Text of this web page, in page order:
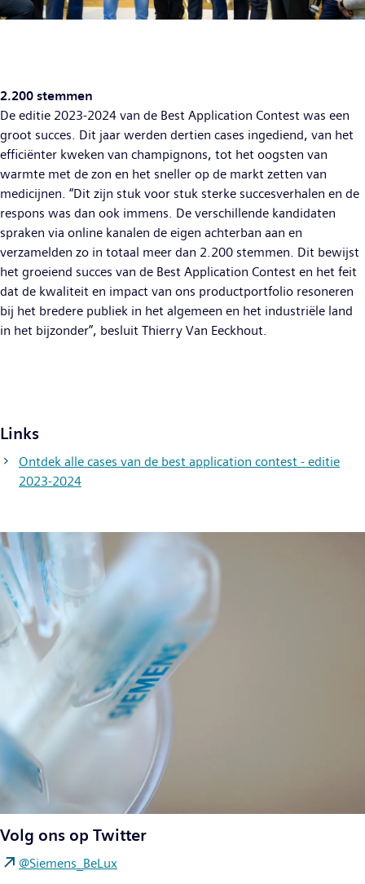
2.200 stemmen
De editie 2023-2024 van de Best Application Contest was een
groot succes. Dit jaar werden dertien cases ingediend, van het
efficiënter kweken van champignons, tot het oogsten van
warmte met de zon en het sneller op de markt zetten van
medicijnen. “Dit zijn stuk voor stuk sterke succesverhalen en de
respons was dan ook immens. De verschillende kandidaten
spraken via online kanalen de eigen achterban aan en
verzamelden zo in totaal meer dan 2.200 stemmen. Dit bewijst
het groeiend succes van de Best Application Contest en het feit
dat de kwaliteit en impact van ons productportfolio resoneren
bij het bredere publiek in het algemeen en het industriële land
in het bijzonder”, besluit Thierry Van Eeckhout.
Links
Ontdek alle cases van de best application contest - editie
2023-2024
Volg ons op Twitter
@Siemens_BeLux